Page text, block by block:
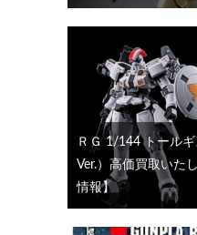
ＲＧ 1/144 トール
Ver.）高価買取いた
情報】